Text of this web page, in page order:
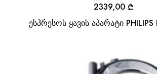
ესპრესოს ყავის აპარატი
2339,00 ₾